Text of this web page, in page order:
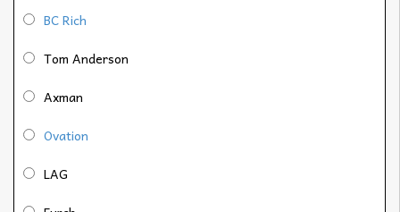
BC Rich
Tom Anderson
Axman
Ovation
LAG